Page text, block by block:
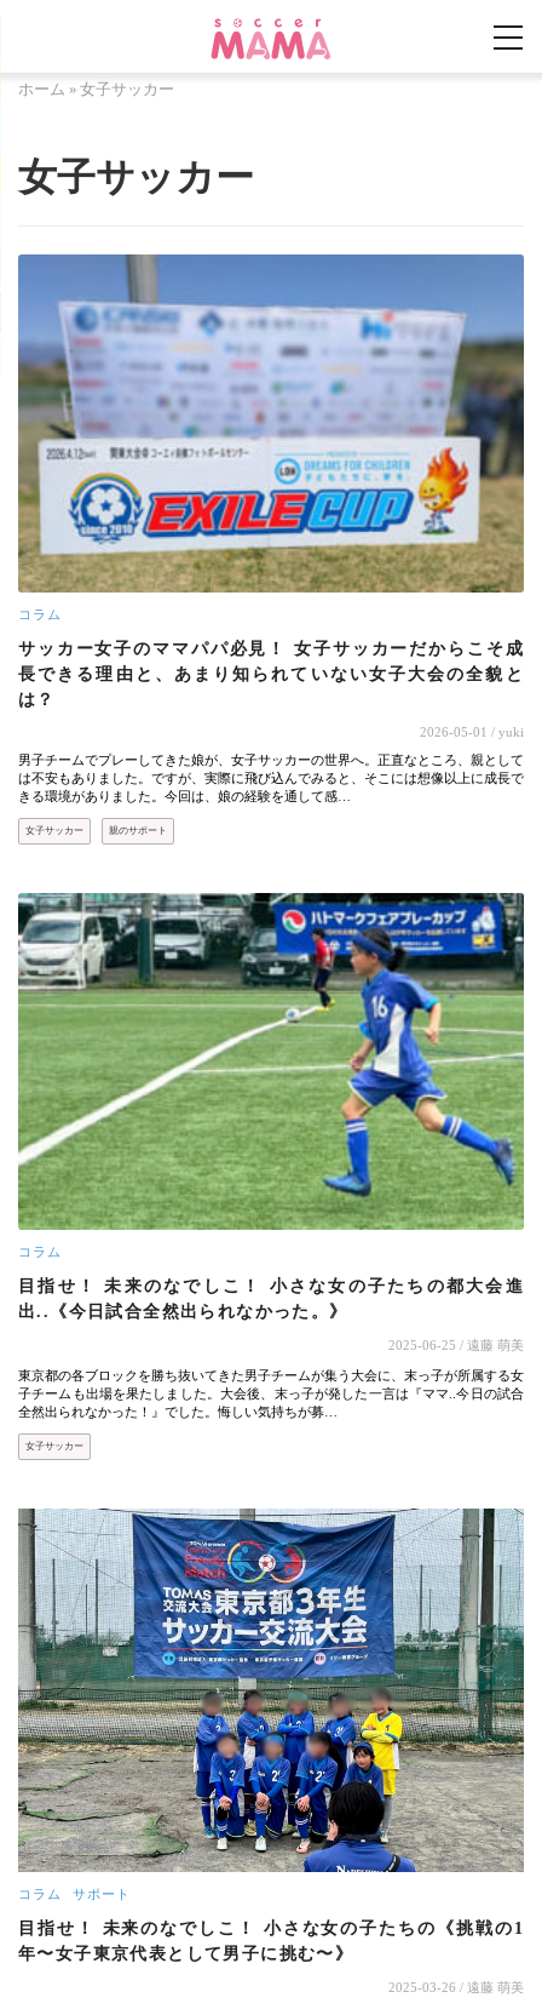
ホーム » 女子サッカー
女子サッカー
コラム
サッカー女子のママパパ必見！ 女子サッカーだからこそ成
長できる理由と、あまり知られていない女子大会の全貌と
は？
2026-05-01 / yuki
男子チームでプレーしてきた娘が、女子サッカーの世界へ。正直なところ、親として
は不安もありました。ですが、実際に飛び込んでみると、そこには想像以上に成長で
きる環境がありました。今回は、娘の経験を通して感…
女子サッカー 親のサポート
コラム
目指せ！ 未来のなでしこ！ 小さな女の子たちの都大会進
出..《今日試合全然出られなかった。》
2025-06-25 / 遠藤 萌美
東京都の各ブロックを勝ち抜いてきた男子チームが集う大会に、末っ子が所属する女
子チームも出場を果たしました。大会後、末っ子が発した一言は『ママ..今日の試合
全然出られなかった！』でした。悔しい気持ちが募…
女子サッカー
コラム サポート
目指せ！ 未来のなでしこ！ 小さな女の子たちの《挑戦の1
年〜女子東京代表として男子に挑む〜》
2025-03-26 / 遠藤 萌美